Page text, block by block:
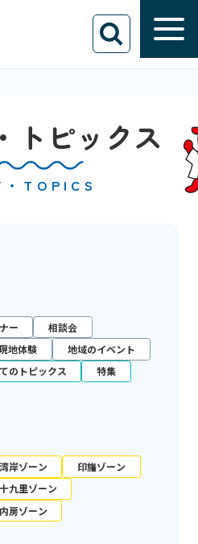
トピックス
・TOPICS
ー
相談会
地体験
地域のイベント
のトピックス
特集
岸ゾーン
印旛ゾーン
九里ゾーン
内房ゾーン